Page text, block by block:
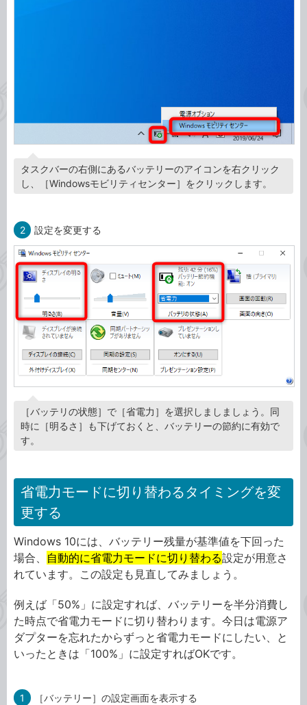
タスクバーの右側にあるバッテリーのアイコンを右クリック
し、［Windowsモビリティセンター］をクリックします。
2 設定を変更する
［バッテリの状態］で［省電力］を選択しましましょう。同
時に［明るさ］も下げておくと、バッテリーの節約に有効で
す。
省電力モードに切り替わるタイミングを変
更する
Windows 10には、バッテリー残量が基準値を下回った
場合、 自動的に省電力モードに切り替わる設定が用意さ
れています。この設定も見直してみましょう。
例えば「50%」に設定すれば、バッテリーを半分消費し
た時点で省電力モードに切り替わります。今日は電源ア
ダプターを忘れたからずっと省電力モードにしたい、と
いったときは「100%」に設定すればOKです。
1 ［バッテリー］の設定画面を表示する